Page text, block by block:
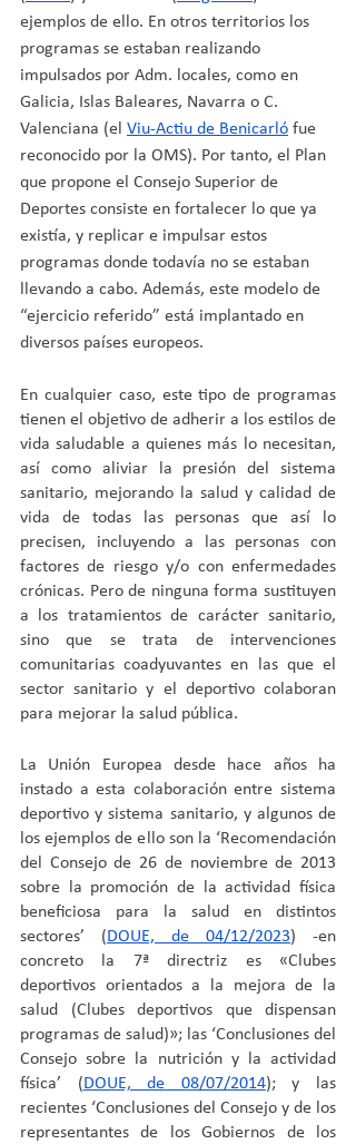
ejemplos de ello. En otros territorios los
programas se estaban realizando
impulsados por Adm. locales, como en
Galicia, Islas Baleares, Navarra o C.
Valenciana (el Viu-Actiu de Benicarló fue
reconocido por la OMS). Por tanto, el Plan
que propone el Consejo Superior de
Deportes consiste en fortalecer lo que ya
existía, y replicar e impulsar estos
programas donde todavía no se estaban
llevando a cabo. Además, este modelo de
“ejercicio referido” está implantado en
diversos países europeos.
En cualquier caso, este tipo de programas
tienen el objetivo de adherir a los estilos de
vida saludable a quienes más lo necesitan,
así como aliviar la presión del sistema
sanitario, mejorando la salud y calidad de
vida de todas las personas que así lo
precisen, incluyendo a las personas con
factores de riesgo y/o con enfermedades
crónicas. Pero de ninguna forma sustituyen
a los tratamientos de carácter sanitario,
sino que se trata de intervenciones
comunitarias coadyuvantes en las que el
sector sanitario y el deportivo colaboran
para mejorar la salud pública.
La Unión Europea desde hace años ha
instado a esta colaboración entre sistema
deportivo y sistema sanitario, y algunos de
los ejemplos de ello son la ‘Recomendación
del Consejo de 26 de noviembre de 2013
sobre la promoción de la actividad física
beneficiosa para la salud en distintos
sectores’ (DOUE, de 04/12/2023) -en
concreto la 7ª directriz es «Clubes
deportivos orientados a la mejora de la
salud (Clubes deportivos que dispensan
programas de salud)»; las ‘Conclusiones del
Consejo sobre la nutrición y la actividad
física’ (DOUE, de 08/07/2014); y las
recientes ‘Conclusiones del Consejo y de los
representantes de los Gobiernos de los